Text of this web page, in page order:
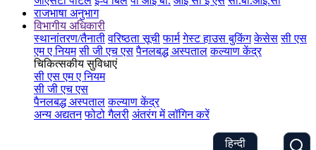
राजभाषा अनुभाग
विभागीय अधिकारी
स्थानांतरण/तैनाती वरिष्ठता सूची फार्म गेस्ट हाउस बुकिंग केसेस सी एस
एम ए नियम सी जी एच एस पैनलबद्ध अस्पताल कल्याण केंद्र
चिकित्सकीय सुविधाएं
सी एस एम ए नियम
सी जी एच एस
पैनलबद्ध अस्पताल कल्याण केंद्र
अन्य अद्यतन फोटो गैलरी अंतरंग में लॉगिन करें
हिन्दी